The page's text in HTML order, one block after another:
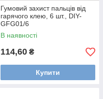
Гумовий захист пальців від
гарячого клею, 6 шт., DIY-
GFG01/6
В наявності
114,60 ₴
Купити